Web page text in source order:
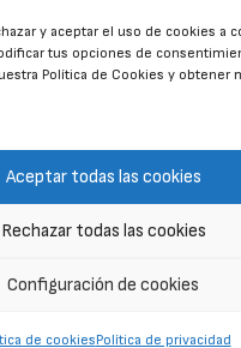
y aceptar el uso de cookies a
tus opciones de
Política de Cookies y obtener
Aceptar todas las cookies
Rechazar todas las cookies
Configuración de cookies
de cookiesPolítica de privacidad
POLÍTICA DE COOKIES
© CINERAMA 2026